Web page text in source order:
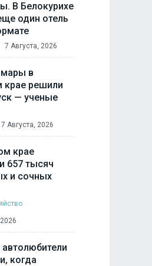
В Белокурихе
один отель
7 Августа, 2026
в
крае решили
— ученые
7 Августа, 2026
крае
657 тысяч
и сочных
когда